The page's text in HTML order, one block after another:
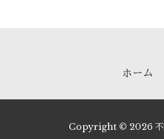
ホーム
Copyright © 2026 不